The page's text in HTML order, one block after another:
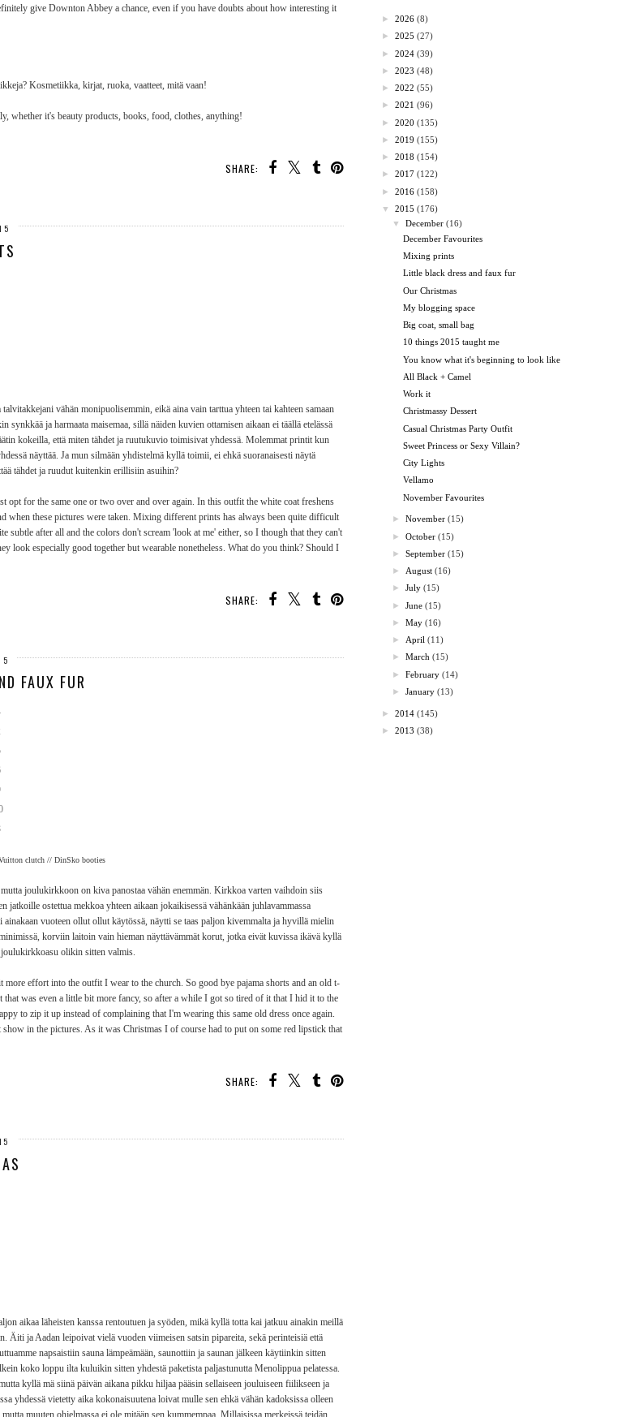
give Downton Abbey a chance, even if you have doubts about how interesting it
Kosmetiikka, kirjat, ruoka, vaatteet, mitä vaan!
whether it's beauty products, books, food, clothes, anything!
SHARE:
vähän monipuolisemmin, eikä aina vain tarttua yhteen tai kahteen samaan
ja harmaata maisemaa, sillä näiden kuvien ottamisen aikaan ei täällä etelässä
kokeilla, että miten tähdet ja ruutukuvio toimisivat yhdessä. Molemmat printit kun
näyttää. Ja mun silmään yhdistelmä kyllä toimii, ei ehkä suoranaisesti näytä
tähdet ja ruudut kuitenkin erillisiin asuihin?
for the same one or two over and over again. In this outfit the white coat freshens
when these pictures were taken. Mixing different prints has always been quite difficult
after all and the colors don't scream 'look at me' either, so I though that they can't
look especially good together but wearable nonetheless. What do you think? Should I
SHARE:
FAUX FUR
clutch // DinSko booties
joulukirkkoon on kiva panostaa vähän enemmän. Kirkkoa varten vaihdoin siis
ostettua mekkoa yhteen aikaan jokaikisessä vähänkään juhlavammassa
vuoteen ollut ollut käytössä, näytti se taas paljon kivemmalta ja hyvillä mielin
korviin laitoin vain hieman näyttävämmät korut, jotka eivät kuvissa ikävä kyllä
olikin sitten valmis.
effort into the outfit I wear to the church. So good bye pajama shorts and an old t-
was even a little bit more fancy, so after a while I got so tired of it that I hid it to the
to zip it up instead of complaining that I'm wearing this same old dress once again.
in the pictures. As it was Christmas I of course had to put on some red lipstick that
SHARE:
aikaa läheisten kanssa rentoutuen ja syöden, mikä kyllä totta kai jatkuu ainakin meillä
ja Aadan leipoivat vielä vuoden viimeisen satsin pipareita, sekä perinteisiä että
napsaistiin sauna lämpeämään, saunottiin ja saunan jälkeen käytiinkin sitten
koko loppu ilta kuluikin sitten yhdestä paketista paljastunutta Menolippua pelatessa.
kyllä mä siinä päivän aikana pikku hiljaa pääsin sellaiseen jouluiseen fiilikseen ja
yhdessä vietetty aika kokonaisuutena loivat mulle sen ehkä vähän kadoksissa olleen
muuten ohjelmassa ei ole mitään sen kummempaa. Millaisissa merkeissä teidän
► 2026 (8)
► 2025 (27)
► 2024 (39)
► 2023 (48)
► 2022 (55)
► 2021 (96)
► 2020 (135)
► 2019 (155)
► 2018 (154)
► 2017 (122)
► 2016 (158)
▼
2015 (176)
▼
December (16)
December Favourites
Mixing prints
Little black dress and faux fur
Our Christmas
My blogging space
Big coat, small bag
10 things 2015 taught me
You know what it's beginning to look like
All Black + Camel
Work it
Christmassy Dessert
Casual Christmas Party Outfit
Sweet Princess or Sexy Villain?
City Lights
Vellamo
November Favourites
►November (15)
►October (15)
►September (15)
► August (16)
►July (15)
►June (15)
►May (16)
► April (11)
►March (15)
►February (14)
►January (13)
► 2014 (145)
► 2013 (38)